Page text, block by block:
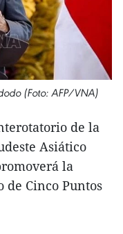
(Foto: AFP/VNA)
de la
Asiático
la
de Cinco Puntos